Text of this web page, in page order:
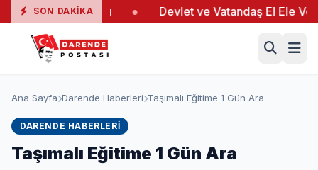
SON DAKIKA
19 Yaralı Devlet ve Vatandaş El Ele Verdi
Ana Sayfa Darende Haberleri Taşımalı Eğitime 1 Gün Ara
DARENDE HABERLERI
Taşımalı Eğitime 1 Gün Ara